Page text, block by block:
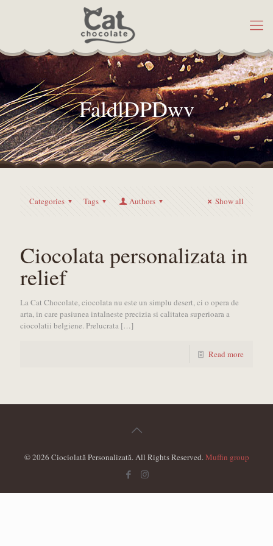
FaldlDPDwv
Categories Tags Authors Show all
Ciocolata personalizata in
relief
La Cat Chocolate, ciocolata nu este un simplu desert, ci o opera de
arta, in care pasiunea intalneste precizia si calitatea superioara a
ciocolatii belgiene. Prelucrata […]
Read more
© 2026 Ciociolată Personalizată. All Rights Reserved.Muffin group